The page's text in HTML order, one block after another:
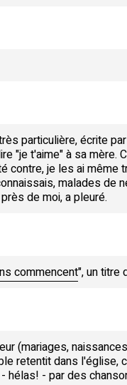
particulière, écrite
"je t'aime" à sa
contre, je les ai
malades de
de moi, a pleuré.
commencent", un titre
(mariages,
retentit dans
hélas! - par des